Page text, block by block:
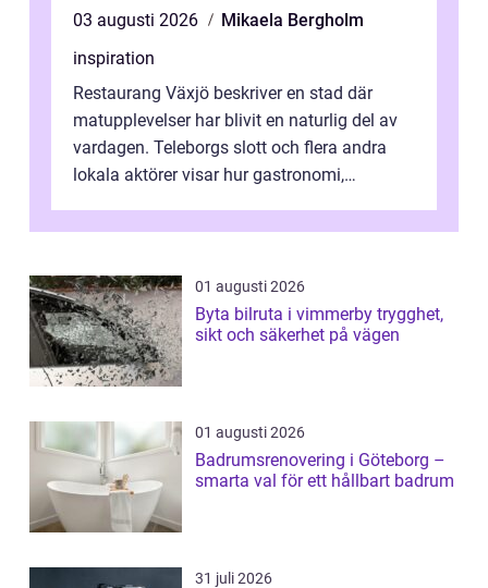
03 augusti 2026
Mikaela Bergholm
inspiration
Restaurang Växjö beskriver en stad där
matupplevelser har blivit en naturlig del av
vardagen. Teleborgs slott och flera andra
lokala aktörer visar hur gastronomi,
01 augusti 2026
Byta bilruta i vimmerby trygghet,
sikt och säkerhet på vägen
01 augusti 2026
Badrumsrenovering i Göteborg –
smarta val för ett hållbart badrum
31 juli 2026